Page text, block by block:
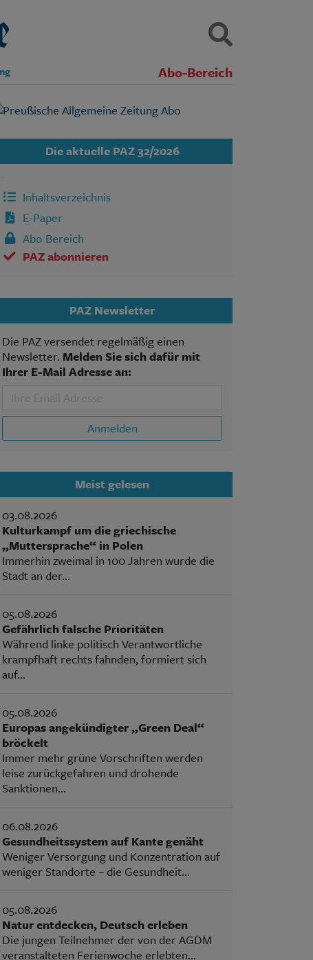
Abo-Bereich
Kontakt
Datenschutz
SUCHEN
Die aktuelle PAZ 32/2026
Inhaltsverzeichnis
E-Paper
Abo Bereich
PAZ abonnieren
PAZ Newsletter
Die PAZ versendet regelmäßig einen
Newsletter. Melden Sie sich dafür mit
Ihrer E-Mail Adresse an:
Anmelden
Meist gelesen
03.08.2026
Kulturkampf um die griechische
„Muttersprache“ in Polen
Immerhin zweimal in 100 Jahren wurde die
Stadt an der...
05.08.2026
Gefährlich falsche Prioritäten
Während linke politisch Verantwortliche
krampfhaft rechts fahnden, formiert sich
auf...
05.08.2026
Europas angekündigter „Green Deal“
bröckelt
Immer mehr grüne Vorschriften werden
leise zurückgefahren und drohende
Sanktionen...
06.08.2026
Gesundheitssystem auf Kante genäht
Weniger Versorgung und Konzentration auf
weniger Standorte – die Gesundheit...
05.08.2026
Natur entdecken, Deutsch erleben
Die jungen Teilnehmer der von der AGDM
veranstalteten Ferienwoche erlebten...